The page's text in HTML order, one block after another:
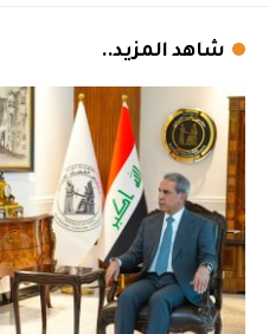
شاهد المزيد..